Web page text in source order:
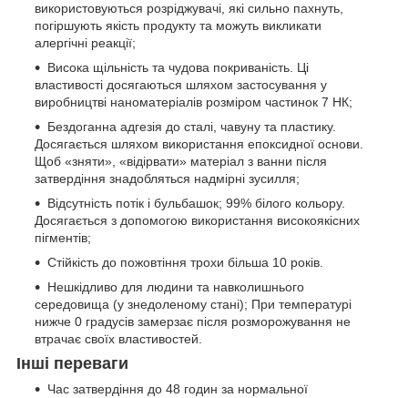
використовуються розріджувачі, які сильно пахнуть,
погіршують якість продукту та можуть викликати
алергічні реакції;
Висока щільність та чудова покриваність. Ці
властивості досягаються шляхом застосування у
виробництві наноматеріалів розміром частинок 7 НК;
Бездоганна адгезія до сталі, чавуну та пластику.
Досягається шляхом використання епоксидної основи.
Щоб «зняти», «відірвати» матеріал з ванни після
затвердіння знадобляться надмірні зусилля;
Відсутність потік і бульбашок; 99% білого кольору.
Досягається з допомогою використання високоякісних
пігментів;
Стійкість до пожовтіння трохи більша 10 років.
Нешкідливо для людини та навколишнього
середовища (у знедоленому стані); При температурі
нижче 0 градусів замерзає після розморожування не
втрачає своїх властивостей.
Інші переваги
Час затвердіння до 48 годин за нормальної